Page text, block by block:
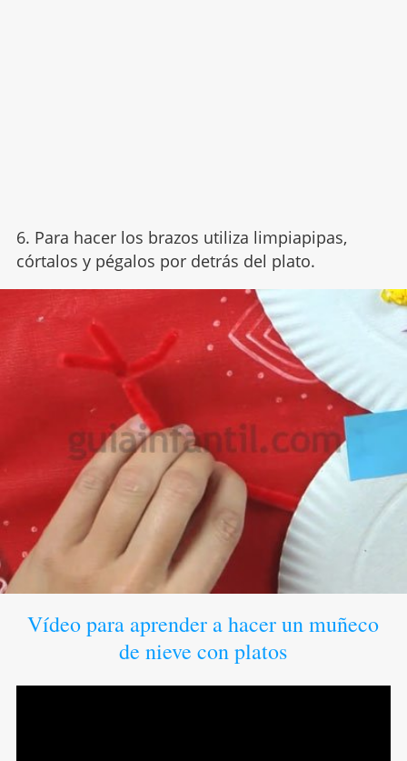
6. Para hacer los brazos utiliza limpiapipas,
córtalos y pégalos por detrás del plato.
Vídeo para aprender a hacer un muñeco
de nieve con platos